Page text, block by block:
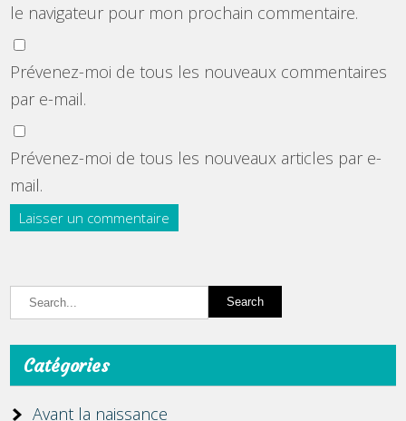
le navigateur pour mon prochain commentaire.
Prévenez-moi de tous les nouveaux commentaires
par e-mail.
Prévenez-moi de tous les nouveaux articles par e-
mail.
Catégories
Avant la naissance